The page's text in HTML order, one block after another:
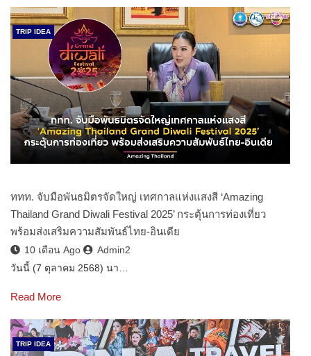
TRIP IDEA
ททท. จับมือพันธมิตรจัดใหญ่ เทศกาลแห่งแสงสี ‘Amazing
Thailand Grand Diwali Festival 2025’ กระตุ้นการท่องเที่ยว
พร้อมส่งเสริมความสัมพันธ์ไทย-อินเดีย
10 เดือน Ago
Admin2
วันนี้ (7 ตุลาคม 2568) นา…
Read More
TRIP IDEA